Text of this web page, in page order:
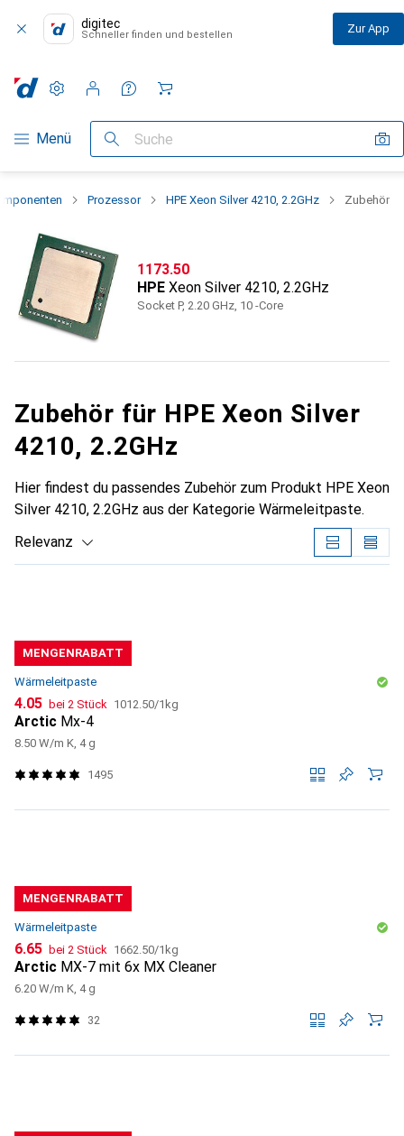
digitec
Schneller finden und bestellen Zur App
Navigation nach Kategorien
Menü Suche
Einstellungen
Kundenkonto
Vergleichslisten
Merklisten
Warenkorb
Prozessor HPE Xeon Silver 4210, 2.2GHz Zubehör
CHF
1173.50
HPE Xeon Silver 4210, 2.2GHz
Socket P, 2.20 GHz, 10 -Core
Zubehör für HPE Xeon Silver
4210, 2.2GHz
Hier findest du passendes Zubehör zum Produkt HPE Xeon
Silver 4210, 2.2GHz aus der Kategorie Wärmeleitpaste.
Relevanz
MENGENRABATT
Wärmeleitpaste
CHF
4.05 bei 2 Stück CHF
1012.50/1kg
Arctic Mx-4
8.50 W/m K, 4 g
1495
MENGENRABATT
Wärmeleitpaste
CHF
6.65 bei 2 Stück CHF
1662.50/1kg
Arctic MX-7 mit 6x MX Cleaner
6.20 W/m K, 4 g
32